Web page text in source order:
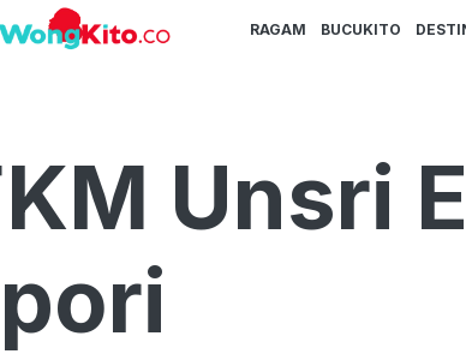
RAGAM BUCUKITO
Unsri